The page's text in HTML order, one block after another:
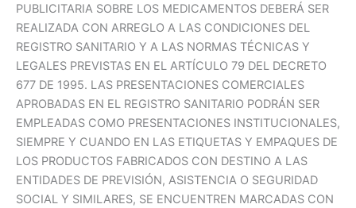
PUBLICITARIA SOBRE LOS MEDICAMENTOS DEBERÁ SER
REALIZADA CON ARREGLO A LAS CONDICIONES DEL
REGISTRO SANITARIO Y A LAS NORMAS TÉCNICAS Y
LEGALES PREVISTAS EN EL ARTÍCULO 79 DEL DECRETO
677 DE 1995. LAS PRESENTACIONES COMERCIALES
APROBADAS EN EL REGISTRO SANITARIO PODRÁN SER
EMPLEADAS COMO PRESENTACIONES INSTITUCIONALES,
SIEMPRE Y CUANDO EN LAS ETIQUETAS Y EMPAQUES DE
LOS PRODUCTOS FABRICADOS CON DESTINO A LAS
ENTIDADES DE PREVISIÓN, ASISTENCIA O SEGURIDAD
SOCIAL Y SIMILARES, SE ENCUENTREN MARCADAS CON